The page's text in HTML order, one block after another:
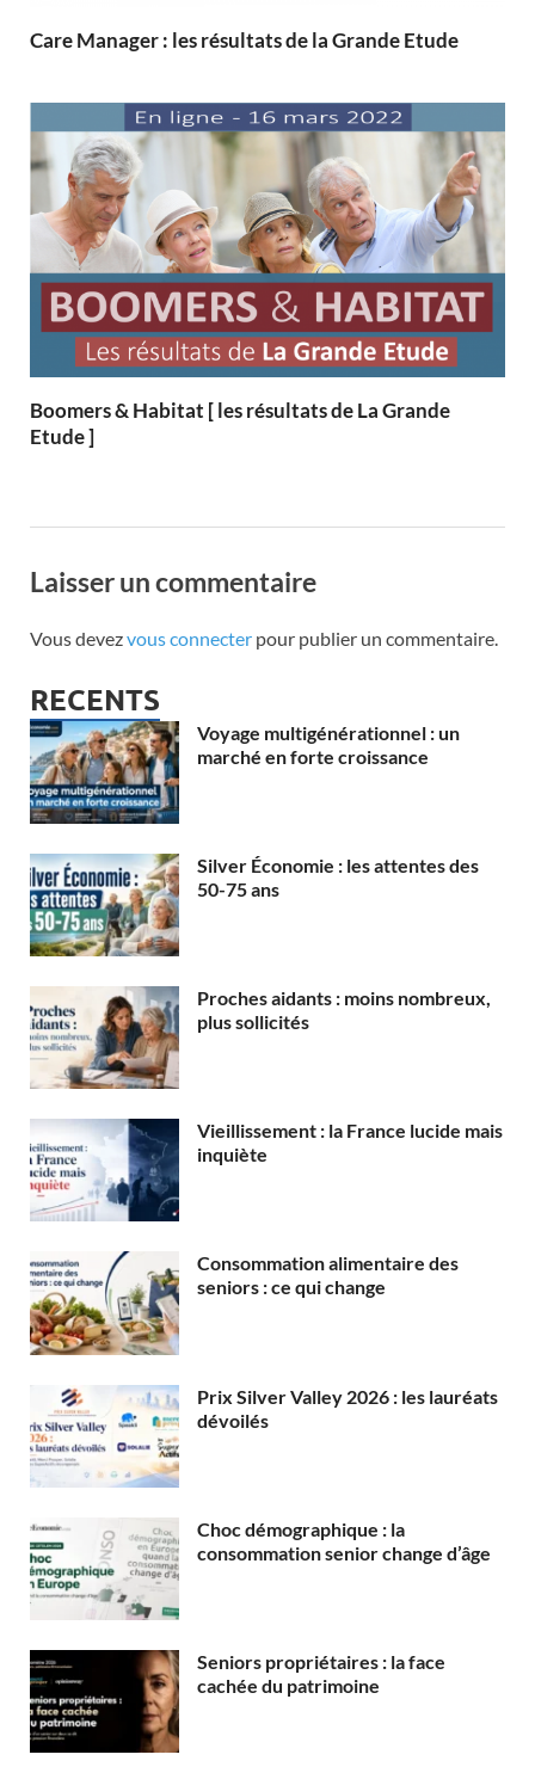
Care Manager : les résultats de la Grande Etude
Boomers & Habitat [ les résultats de La Grande
Etude ]
Laisser un commentaire
Vous devezvous connecter pour publier un commentaire.
RECENTS
Voyage multigénérationnel : un
marché en forte croissance
Silver Économie : les attentes des
50-75 ans
Proches aidants : moins nombreux,
plus sollicités
Vieillissement : la France lucide mais
inquiète
Consommation alimentaire des
seniors : ce qui change
Prix Silver Valley 2026 : les lauréats
dévoilés
Choc démographique : la
consommation senior change d’âge
Seniors propriétaires : la face
cachée du patrimoine